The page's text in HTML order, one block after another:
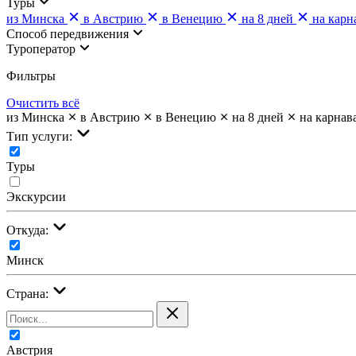
из Минска
в Австрию в Венецию на 8 дней
на
Cпособ передвижения
Туроператор
Фильтры
Очистить всё
из Минска
в Австрию в Венецию на 8 дней
на
Тип услуги:
Туры
Экскурсии
Откуда:
Минск
Страна:
Австрия